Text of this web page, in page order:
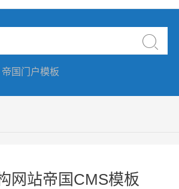

帝国门户模板
网站帝国CMS模板